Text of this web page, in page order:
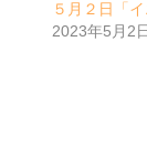
５月２日「
2023年5月2日